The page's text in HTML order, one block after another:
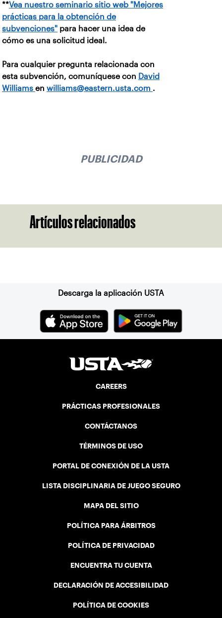
**Vea nuestro seminario sitio web "Mejores
prácticas para la obtención de
subvenciones" para hacer una idea de
cómo es una solicitud ideal.
Para cualquier pregunta relacionada con
esta subvención, comuníquese con David
Williams en williams@eastern.usta.com .
PUBLICIDAD
Artículos relacionados
Descarga la aplicación USTA
CAREERS
PRÁCTICAS PROFESIONALES
CONTÁCTANOS
TÉRMINOS DE USO
PORTAL DE CONEXIÓN DE LA USTA
LISTA DISCIPLINARIA DE JUEGO SEGURO
MAPA DEL SITIO
POLÍTICA PARA ÁRBITROS
POLÍTICA DE PRIVACIDAD
ENCUENTRA TU CUENTA
DECLARACIÓN DE ACCESIBILIDAD
POLÍTICA DE COOKIES